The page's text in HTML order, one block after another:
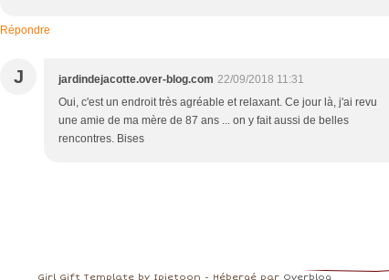
Répondre
J jardindejacotte.over-blog.com 22/09/2018 11:31
Oui, c'est un endroit très agréable et relaxant. Ce jour là, j'ai revu
une amie de ma mère de 87 ans ... on y fait aussi de belles
rencontres. Bises
Girl Gift Template by Ipietoon - Hébergé par Overblog